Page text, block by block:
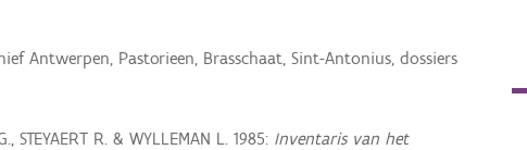
Antwerpen, Pastorieen, Brasschaat, Sint-Antonius, dossiers
STEYAERT R. & WYLLEMAN L. 1985: Inventaris van het